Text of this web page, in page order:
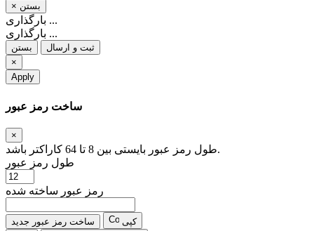
× بستن
بارگذاری ...
بارگذاری ...
بستن
ثبت و ارسال
×
Apply
ساخت رمز عبور
×
طول رمز عبور بایستی بین 8 تا 64 کاراکتر باشد.
طول رمز عبور
رمز عبور ساخته شده
ساخت رمز عبور جدید کپی